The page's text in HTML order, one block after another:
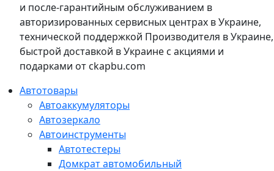
и после-гарантийным обслуживанием в
авторизированных сервисных центрах в Украине,
технической поддержкой Производителя в Украине,
быстрой доставкой в Украине с акциями и
подарками от ckapbu.com
Автотовары
Автоаккумуляторы
Автозеркало
Автоинструменты
Автотестеры
Домкрат автомобильный